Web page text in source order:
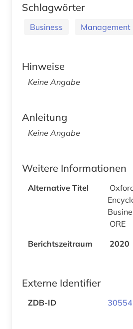
Schlagwörter
Business Management
Hinweise
Keine Angabe
Anleitung
Keine Angabe
Weitere Informationen
Alternative Titel
ORE
Berichtszeitraum
2020
Externe Identifier
ZDB-ID